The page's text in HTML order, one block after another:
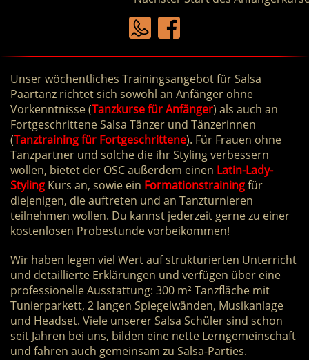
Unser wöchentliches Trainingsangebot für Salsa
Paartanz richtet sich sowohl an Anfänger ohne
Vorkenntnisse (Tanzkurse für Anfänger) als auch an
Fortgeschrittene Salsa Tänzer und Tänzerinnen
(Tanztraining für Fortgeschrittene). Für Frauen ohne
Tanzpartner und solche die ihr Styling verbessern
wollen, bietet der OSC außerdem einen Latin-Lady-
Styling Kurs an, sowie ein Formationstrainingfür
diejenigen, die auftreten und an Tanzturnieren
teilnehmen wollen. Du kannst jederzeit gerne zu einer
kostenlosen Probestunde vorbeikommen!
Wir haben legen viel Wert auf strukturierten Unterricht
und detaillierte Erklärungen und verfügen über eine
professionelle Ausstattung: 300 m² Tanzfläche mit
Tunierparkett, 2 langen Spiegelwänden, Musikanlage
und Headset. Viele unserer Salsa Schüler sind schon
seit Jahren bei uns, bilden eine nette Lerngemeinschaft
und fahren auch gemeinsam zu Salsa-Parties.